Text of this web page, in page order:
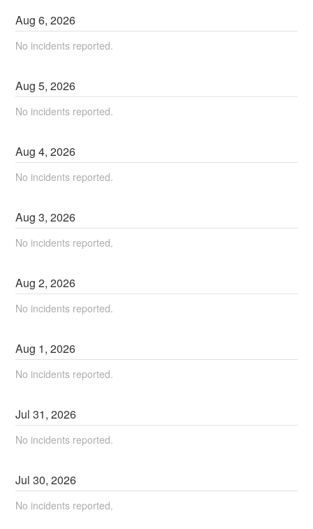
Aug6,2026
No incidents reported.
Aug5,2026
No incidents reported.
Aug4,2026
No incidents reported.
Aug3,2026
No incidents reported.
Aug2,2026
No incidents reported.
Aug 1,2026
No incidents reported.
Jul31,2026
No incidents reported.
Jul30,2026
No incidents reported.